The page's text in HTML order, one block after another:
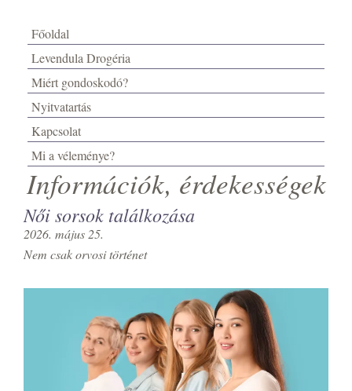
Főoldal
Levendula Drogéria
Miért gondoskodó?
Nyitvatartás
Kapcsolat
Mi a véleménye?
Információk, érdekességek
Női sorsok találkozása
2026. május 25.
Nem csak orvosi történet